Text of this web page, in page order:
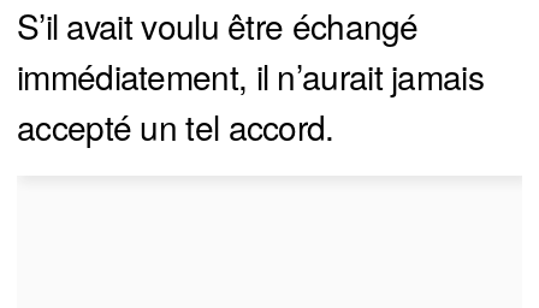
S’il avait voulu être échangé
immédiatement, il n’aurait jamais
accepté un tel accord.